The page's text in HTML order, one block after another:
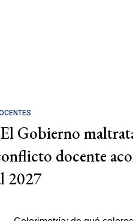
Gobierno
docente
2027